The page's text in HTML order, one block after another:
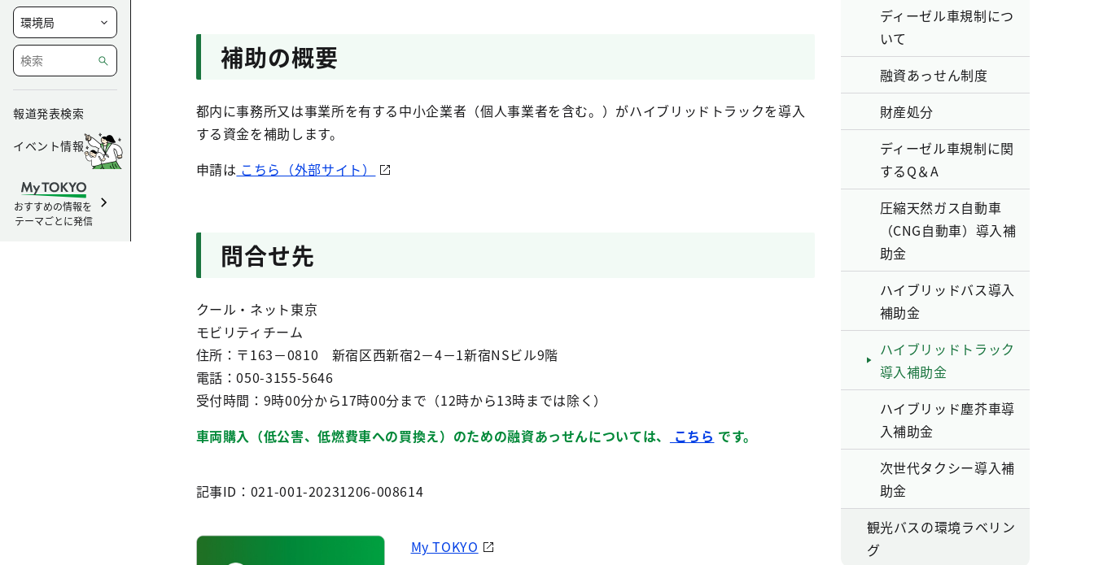
報道発表検索
イベント情報
おすすめの情報を
テーマごとに発信
補助の概要
都内に事務所又は事業所を有する中小企業者（個人事業者を含む。）がハイブリッドトラックを導入
する資金を補助します。
申請は こちら（外部サイト）
問合せ先
クール・ネット東京
モビリティチーム
住所：〒163－0810 新宿区西新宿2－4－1新宿NSビル9階
電話：050-3155-5646
受付時間：9時00分から17時00分まで（12時から13時までは除く）
車両購入（低公害、低燃費車への買換え）のための融資あっせんについては、
こちら です。
記事ID：021-001-20231206-008614
My TOKYO
ディーゼル車規制につ
いて
融資あっせん制度
財産処分
ディーゼル車規制に関
するQ＆A
圧縮天然ガス自動車
（CNG自動車）導入補
助金
ハイブリッドバス導入
補助金
ハイブリッドトラック
導入補助金
ハイブリッド塵芥車導
入補助金
次世代タクシー導入補
助金
観光バスの環境ラベリン
グ